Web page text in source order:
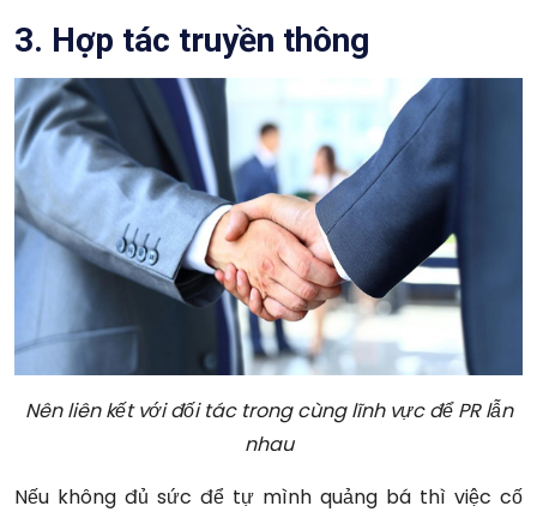
3. Hợp tác truyền thông
Nên liên kết với đối tác trong cùng lĩnh vực để PR lẫn
nhau
Nếu không đủ sức để tự mình quảng bá thì việc cố